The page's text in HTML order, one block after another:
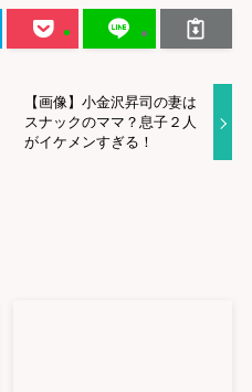
【画像】小金沢昇司の妻は
スナックのママ？息子２人
がイケメンすぎる！